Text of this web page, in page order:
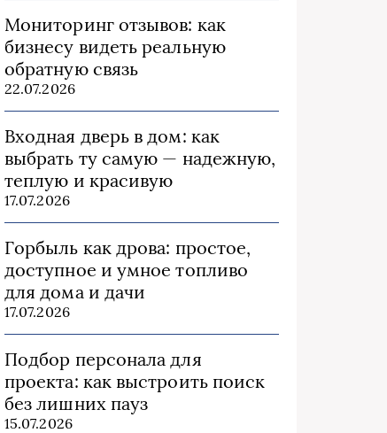
Мониторинг отзывов: как
бизнесу видеть реальную
обратную связь
22.07.2026
Входная дверь в дом: как
выбрать ту самую — надежную,
теплую и красивую
17.07.2026
Горбыль как дрова: простое,
доступное и умное топливо
для дома и дачи
17.07.2026
Подбор персонала для
проекта: как выстроить поиск
без лишних пауз
15.07.2026